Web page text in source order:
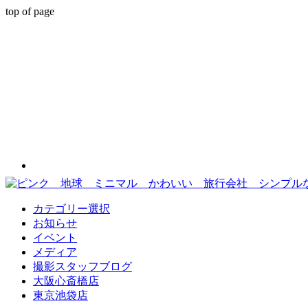
top of page
カテゴリー選択
お知らせ
イベント
メディア
撮影スタッフブログ
大阪心斎橋店
東京池袋店